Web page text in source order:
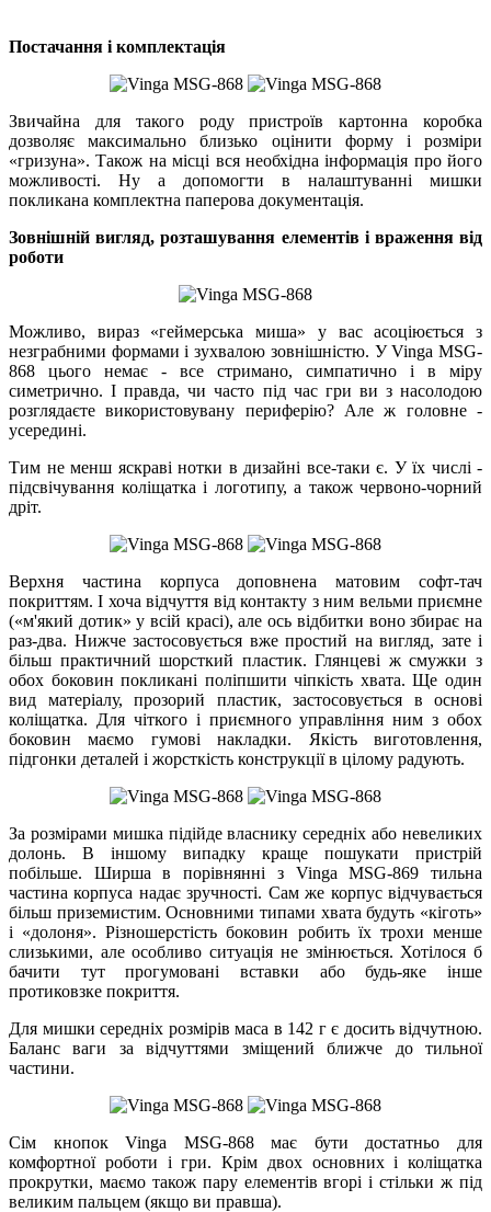
Постачання і комплектація
Звичайна для такого роду пристроїв картонна коробка
дозволяє максимально близько оцінити форму і розміри
«гризуна». Також на місці вся необхідна інформація про його
можливості. Ну а допомогти в налаштуванні мишки
покликана комплектна паперова документація.
Зовнішній вигляд, розташування елементів і враження від
роботи
Можливо, вираз «геймерська миша» у вас асоціюється з
незграбними формами і зухвалою зовнішністю. У Vinga MSG-
868 цього немає - все стримано, симпатично і в міру
симетрично. І правда, чи часто під час гри ви з насолодою
розглядаєте використовувану периферію? Але ж головне -
усередині.
Тим не менш яскраві нотки в дизайні все-таки є. У їх числі -
підсвічування коліщатка і логотипу, а також червоно-чорний
дріт.
Верхня частина корпуса доповнена матовим софт-тач
покриттям. І хоча відчуття від контакту з ним вельми приємне
(«м'який дотик» у всій красі), але ось відбитки воно збирає на
раз-два. Нижче застосовується вже простий на вигляд, зате і
більш практичний шорсткий пластик. Глянцеві ж смужки з
обох боковин покликані поліпшити чіпкість хвата. Ще один
вид матеріалу, прозорий пластик, застосовується в основі
коліщатка. Для чіткого і приємного управління ним з обох
боковин маємо гумові накладки. Якість виготовлення,
підгонки деталей і жорсткість конструкції в цілому радують.
За розмірами мишка підійде власнику середніх або невеликих
долонь. В іншому випадку краще пошукати пристрій
побільше. Ширша в порівнянні з Vinga MSG-869 тильна
частина корпуса надає зручності. Сам же корпус відчувається
більш приземистим. Основними типами хвата будуть «кіготь»
і «долоня». Різношерстість боковин робить їх трохи менше
слизькими, але особливо ситуація не змінюється. Хотілося б
бачити тут прогумовані вставки або будь-яке інше
протиковзке покриття.
Для мишки середніх розмірів маса в 142 г є досить відчутною.
Баланс ваги за відчуттями зміщений ближче до тильної
частини.
Сім кнопок Vinga MSG-868 має бути достатньо для
комфортної роботи і гри. Крім двох основних і коліщатка
прокрутки, маємо також пару елементів вгорі і стільки ж під
великим пальцем (якщо ви правша).